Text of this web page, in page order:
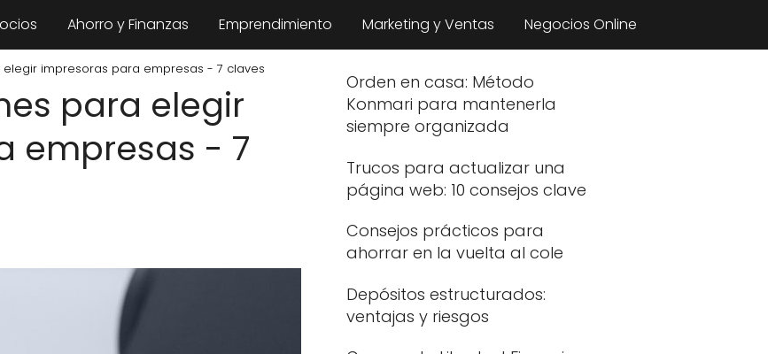
Ahorro y Finanzas Emprendimiento Marketing y Ventas Negocios Online
impresoras para empresas - 7 claves
para elegir
empresas - 7
Orden en casa: Método
Konmari para mantenerla
siempre organizada
Trucos para actualizar una
página web: 10 consejos clave
Consejos prácticos para
ahorrar en la vuelta al cole
Depósitos estructurados:
ventajas y riesgos